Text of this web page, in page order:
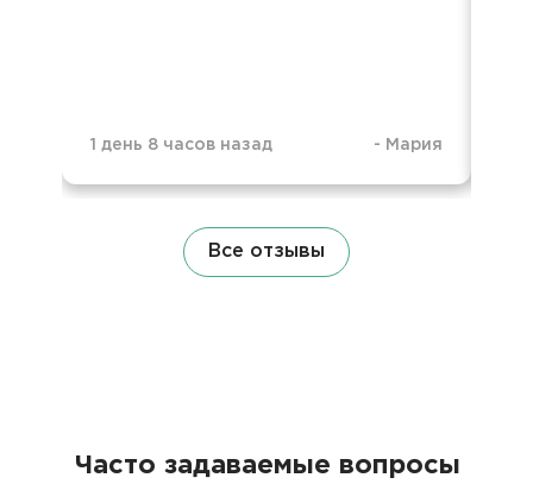
1 день 8 часов назад - Мария
Все отзывы
Часто задаваемые вопросы